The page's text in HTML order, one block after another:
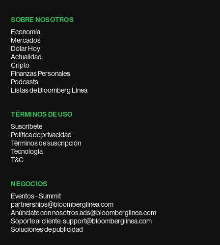
SOBRE NOSOTROS
Economía
Mercados
Dólar Hoy
Actualidad
Cripto
Finanzas Personales
Podcasts
Listas de Bloomberg Línea
TÉRMINOS DE USO
Suscríbete
Política de privacidad
Términos de suscripción
Tecnología
T&C
NEGOCIOS
Eventos - Summit
partnerships@bloomberglinea.com
Anúnciate con nosotros ads@bloomberglinea.com
Soporte al cliente: support@bloomberglinea.com
Soluciones de publicidad